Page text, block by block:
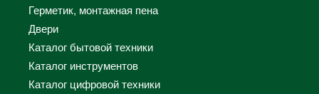
Герметик, монтажная пена
Двери
Каталог бытовой техники
Каталог инструментов
Каталог цифровой техники